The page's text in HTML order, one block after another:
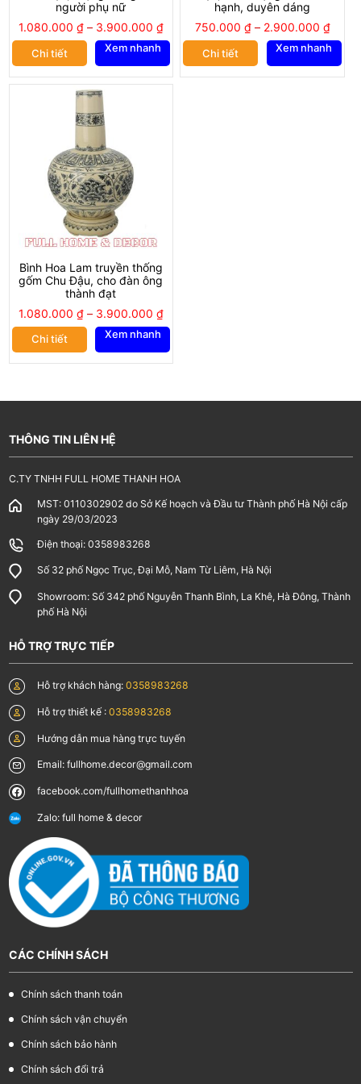
người phụ nữ
1.080.000 ₫– 3.900.000 ₫
Xem nhanh
Chi tiết
hạnh, duyên dáng
750.000 ₫– 2.900.000 ₫
Xem nhanh
Chi tiết
Bình Hoa Lam truyền thống
gốm Chu Đậu, cho đàn ông
thành đạt
1.080.000 ₫– 3.900.000 ₫
Xem nhanh
Chi tiết
THÔNG TIN LIÊN HỆ
C.TY TNHH FULL HOME THANH HOA
MST: 0110302902 do Sở Kế hoạch và Đầu tư Thành phố Hà Nội cấp
ngày 29/03/2023
Điện thoại: 0358983268
Số 32 phố Ngọc Trục, Đại Mỗ, Nam Từ Liêm, Hà Nội
Showroom: Số 342 phố Nguyễn Thanh Bình, La Khê, Hà Đông, Thành
phố Hà Nội
HỖ TRỢ TRỰC TIẾP
Hỗ trợ khách hàng: 0358983268
Hỗ trợ thiết kế : 0358983268
Hướng dẫn mua hàng trực tuyến
Email: fullhome.decor@gmail.com
facebook.com/fullhomethanhhoa
Zalo: full home & decor
CÁC CHÍNH SÁCH
Chính sách thanh toán
Chính sách vận chuyển
Chính sách bảo hành
Chính sách đổi trả